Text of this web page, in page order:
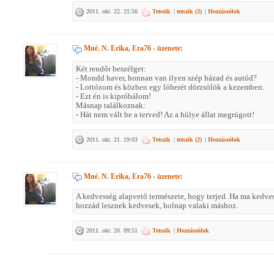
2011. okt. 22. 21:56 Tetszik | tetszik (3) | Hozzászólok
Mné. N. Erika, Era76 - üzenete:
Két rendőr beszélget:
- Mondd haver, honnan van ilyen szép házad és autód?
- Lottózom és közben egy lóherét dörzsölök a kezemben.
- Ezt én is kipróbálom!
Másnap találkoznak:
- Hát nem vált be a terved! Az a hülye állat megrúgott!
2011. okt. 21. 19:03 Tetszik | tetszik (2) | Hozzászólok
Mné. N. Erika, Era76 - üzenete:
A kedvesség alapvető természete, hogy terjed. Ha ma
hozzád lesznek kedvesek, holnap valaki máshoz.
2011. okt. 20. 09:51 Tetszik | Hozzászólok